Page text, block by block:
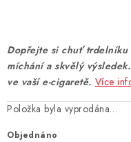
NIKOTINOVÝ FILM
PŘÍSLUŠENSTVÍ
ZNAČKY
Dopřejte si chuť trdelníku
míchání a skvělý
ve vaší e-cigaretě. Více
Položka byla vyprodána…
Objednáno